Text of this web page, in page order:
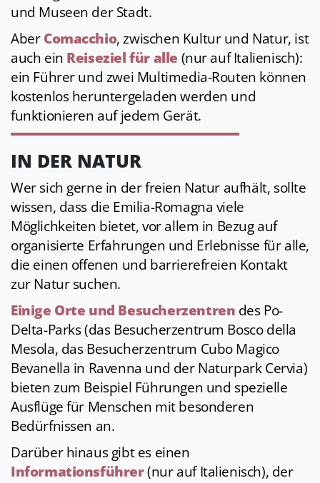
und Museen der Stadt.
AberComacchio, zwischen Kultur und Natur, ist
auch ein Reiseziel für alle (nur auf Italienisch):
ein Führer und zwei Multimedia-Routen können
kostenlos heruntergeladen werden und
funktionieren auf jedem Gerät.
IN DER NATUR
Wer sich gerne in der freien Natur aufhält, sollte
wissen, dass die Emilia-Romagna viele
Möglichkeiten bietet, vor allem in Bezug auf
organisierte Erfahrungen und Erlebnisse für alle,
die einen offenen und barrierefreien Kontakt
zur Natur suchen.
Einige Orte und Besucherzentren des Po-
Delta-Parks (das Besucherzentrum Bosco della
Mesola, das Besucherzentrum Cubo Magico
Bevanella in Ravenna und der Naturpark Cervia)
bieten zum Beispiel Führungen und spezielle
Ausflüge für Menschen mit besonderen
Bedürfnissen an.
Darüber hinaus gibt es einen
Informationsführer(nur auf Italienisch), der